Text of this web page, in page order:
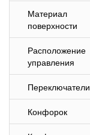
Материал
поверхности
Расположение
управления
Переключатели
Конфорок